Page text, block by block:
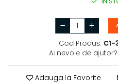
Cod Produs: C1-
Ai nevoie de ajutor?
Adauga la Favorite